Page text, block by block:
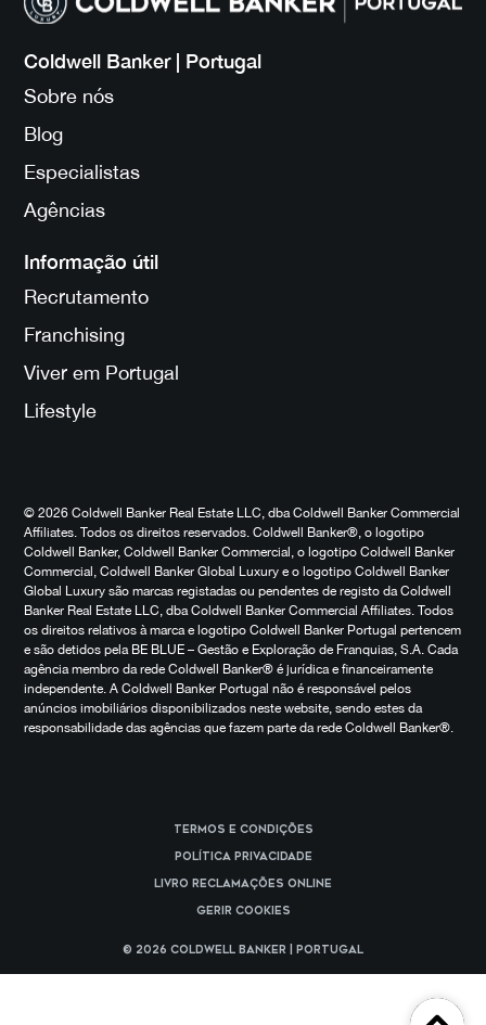
Coldwell Banker | Portugal
Sobre nós
Blog
Especialistas
Agências
Informação útil
Recrutamento
Franchising
Viver em Portugal
Lifestyle
© 2026 Coldwell Banker Real Estate LLC, dba Coldwell Banker Commercial
Affiliates. Todos os direitos reservados. Coldwell Banker®, o logotipo
Coldwell Banker, Coldwell Banker Commercial, o logotipo Coldwell Banker
Commercial, Coldwell Banker Global Luxury e o logotipo Coldwell Banker
Global Luxury são marcas registadas ou pendentes de registo da Coldwell
Banker Real Estate LLC, dba Coldwell Banker Commercial Affiliates. Todos
os direitos relativos à marca e logotipo Coldwell Banker Portugal pertencem
e são detidos pela BE BLUE – Gestão e Exploração de Franquias, S.A. Cada
agência membro da rede Coldwell Banker® é jurídica e financeiramente
independente. A Coldwell Banker Portugal não é responsável pelos
anúncios imobiliários disponibilizados neste website, sendo estes da
responsabilidade das agências que fazem parte da rede Coldwell Banker®.
Termos e Condições
Política Privacidade
Livro reclamações online
Gerir cookies
© 2026 Coldwell Banker | Portugal